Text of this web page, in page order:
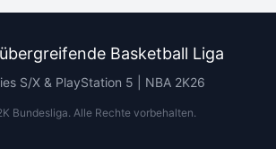
Basketball Liga
S/X & PlayStation 5 | NBA 2K26
Bundesliga. Alle Rechte vorbehalten.